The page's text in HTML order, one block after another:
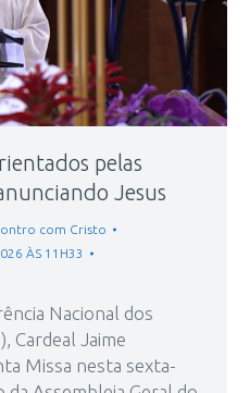
pelas
Jesus
com Cristo
ÀS 11H33
Nacional dos
Cardeal Jaime
Missa nesta sexta-